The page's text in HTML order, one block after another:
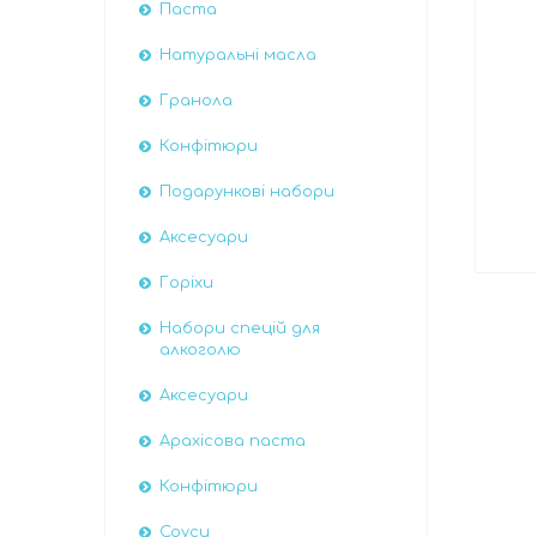
Паста
Натуральні масла
Гранола
Конфітюри
Подарункові набори
Аксесуари
Горіхи
Набори спецій для
алкоголю
Аксесуари
Арахісова паста
Конфітюри
Соуси